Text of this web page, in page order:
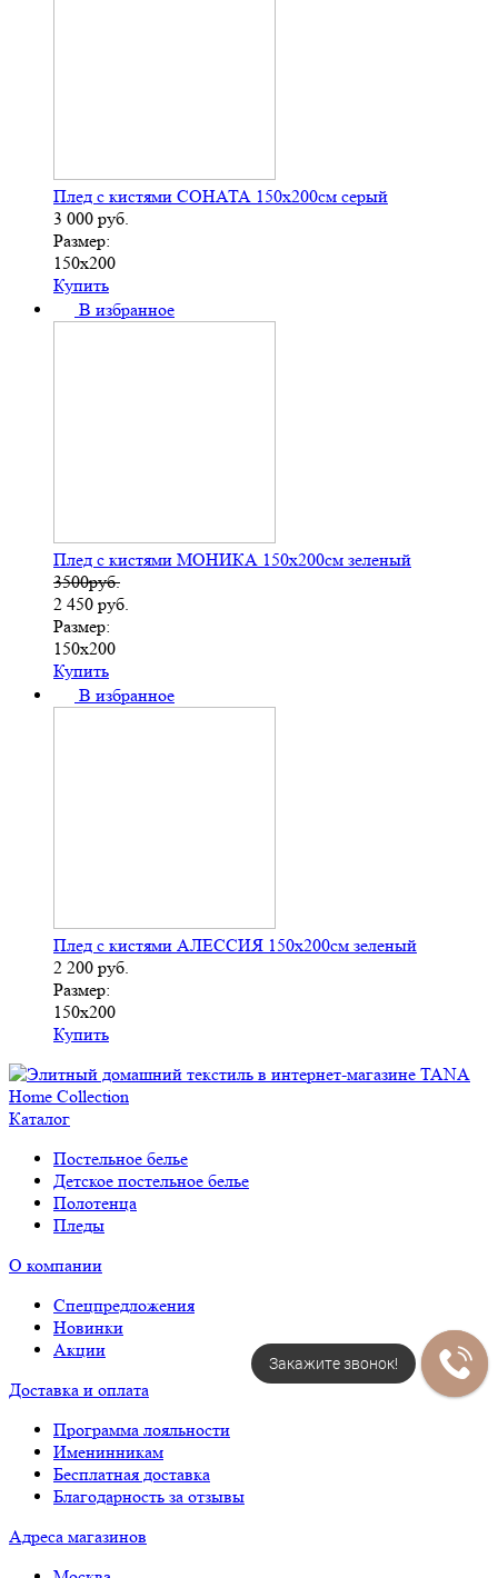
Плед с кистями СОНАТА 150х200см серый
3 000 руб.
Размер:
150х200
Купить
В избранное
Плед с кистями МОНИКА 150х200см зеленый
3500руб.
2 450 руб.
Размер:
150х200
Купить
В избранное
Плед с кистями АЛЕССИЯ 150х200см зеленый
2 200 руб.
Размер:
150х200
Купить
Каталог
Постельное белье
Детское постельное белье
Полотенца
Пледы
О компании
Спецпредложения
Новинки
Акции
Доставка и оплата
Программа лояльности
Именинникам
Бесплатная доставка
Благодарность за отзывы
Адреса магазинов
Закажите звонок!